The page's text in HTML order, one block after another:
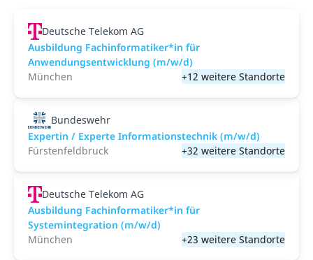
Deutsche Telekom AG
Ausbildung Fachinformatiker*in für
Anwendungsentwicklung (m/w/d)
München
+12 weitere Standorte
Bundeswehr
Expertin / Experte Informationstechnik (m/w/d)
Fürstenfeldbruck
+32 weitere Standorte
Deutsche Telekom AG
Ausbildung Fachinformatiker*in für
Systemintegration (m/w/d)
München
+23 weitere Standorte